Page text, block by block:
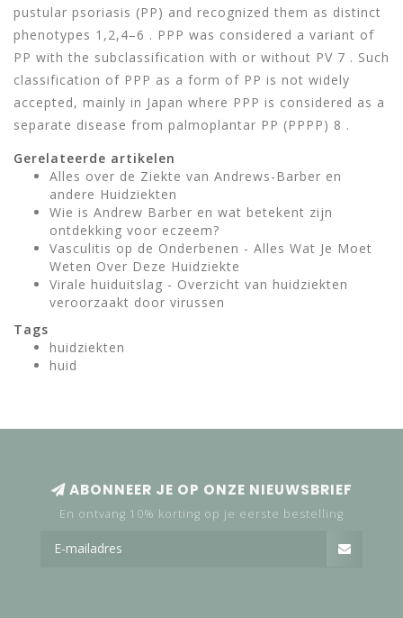
pustular psoriasis (PP) and recognized them as distinct
phenotypes 1,2,4–6 . PPP was considered a variant of
PP with the subclassification with or without PV 7 . Such
classification of PPP as a form of PP is not widely
accepted, mainly in Japan where PPP is considered as a
separate disease from palmoplantar PP (PPPP) 8 .
Gerelateerde artikelen
Alles over de Ziekte van Andrews-Barber en
andere Huidziekten
Wie is Andrew Barber en wat betekent zijn
ontdekking voor eczeem?
Vasculitis op de Onderbenen - Alles Wat Je Moet
Weten Over Deze Huidziekte
Virale huiduitslag - Overzicht van huidziekten
veroorzaakt door virussen
Tags
huidziekten
huid
ABONNEER JE OP ONZE NIEUWSBRIEF
En ontvang 10% korting op je eerste bestelling